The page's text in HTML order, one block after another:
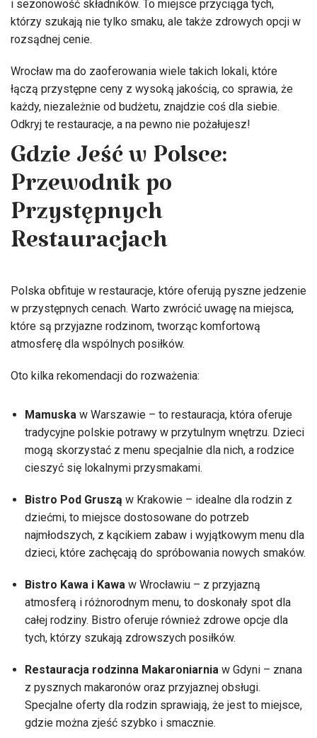
i sezonowość składników. To miejsce przyciąga tych,
którzy szukają nie tylko smaku, ale także zdrowych opcji w
rozsądnej cenie.
Wrocław ma do zaoferowania wiele takich lokali, które
łączą przystępne ceny z wysoką jakością, co sprawia, że
każdy, niezależnie od budżetu, znajdzie coś dla siebie.
Odkryj te restauracje, a na pewno nie pożałujesz!
Gdzie Jeść w Polsce:
Przewodnik po
Przystępnych
Restauracjach
Polska obfituje w restauracje, które oferują pyszne jedzenie
w przystępnych cenach. Warto zwrócić uwagę na miejsca,
które są przyjazne rodzinom, tworząc komfortową
atmosferę dla wspólnych posiłków.
Oto kilka rekomendacji do rozważenia:
Mamuska w Warszawie – to restauracja, która oferuje
tradycyjne polskie potrawy w przytulnym wnętrzu. Dzieci
mogą skorzystać z menu specjalnie dla nich, a rodzice
cieszyć się lokalnymi przysmakami.
Bistro Pod Gruszą w Krakowie – idealne dla rodzin z
dziećmi, to miejsce dostosowane do potrzeb
najmłodszych, z kącikiem zabaw i wyjątkowym menu dla
dzieci, które zachęcają do spróbowania nowych smaków.
Bistro Kawa i Kawa w Wrocławiu – z przyjazną
atmosferą i różnorodnym menu, to doskonały spot dla
całej rodziny. Bistro oferuje również zdrowe opcje dla
tych, którzy szukają zdrowszych posiłków.
Restauracja rodzinna Makaroniarnia w Gdyni – znana
z pysznych makaronów oraz przyjaznej obsługi.
Specjalne oferty dla rodzin sprawiają, że jest to miejsce,
gdzie można zjeść szybko i smacznie.